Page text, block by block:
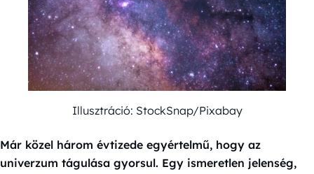
Illusztráció: StockSnap/Pixabay
Már közel három évtizede egyértelmű, hogy az
univerzum tágulása gyorsul. Egy ismeretlen jelenség,